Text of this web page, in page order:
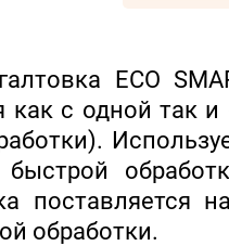
ECO
как с одной так
быстрой
поставляется
об­работки.